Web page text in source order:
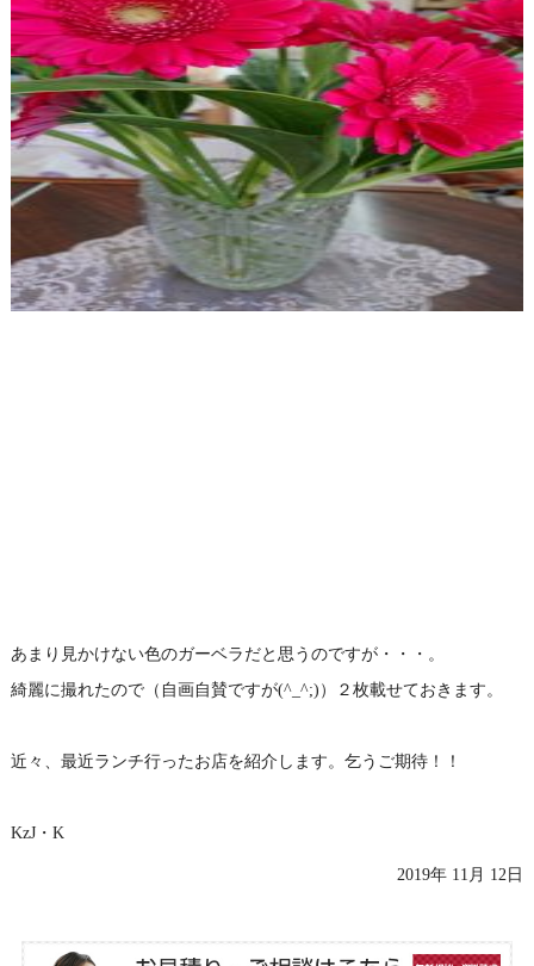
あまり見かけない色のガーベラだと思うのですが・・・。
綺麗に撮れたので（自画自賛ですが(^_^;)）２枚載せておきます。
近々、最近ランチ行ったお店を紹介します。乞うご期待！！
KzJ・K
2019年 11月 12日